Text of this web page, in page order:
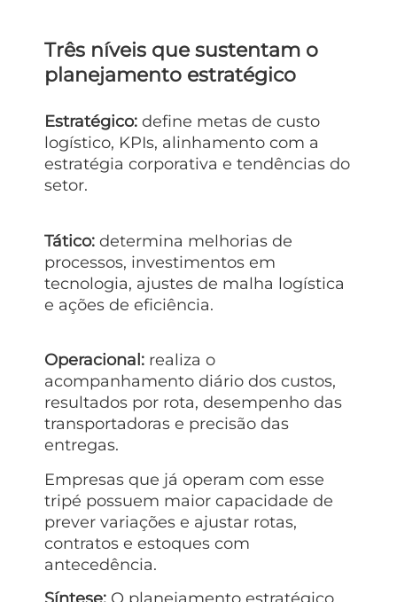
Três níveis que sustentam o
planejamento estratégico
Estratégico: define metas de custo
logístico, KPIs, alinhamento com a
estratégia corporativa e tendências do
setor.
Tático: determina melhorias de
processos, investimentos em
tecnologia, ajustes de malha logística
e ações de eficiência.
Operacional: realiza o
acompanhamento diário dos custos,
resultados por rota, desempenho das
transportadoras e precisão das
entregas.
Empresas que já operam com esse
tripé possuem maior capacidade de
prever variações e ajustar rotas,
contratos e estoques com
antecedência.